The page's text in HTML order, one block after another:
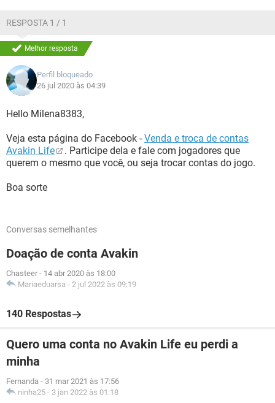
RESPOSTA 1 / 1
Melhor resposta
Perfil bloqueado
26 jul 2020 às 04:39
Hello Milena8383,
Veja esta página do Facebook - Venda e troca de contas
Avakin Life
. Participe dela e fale com jogadores que
querem o mesmo que você, ou seja trocar contas do jogo.
Boa sorte
Conversas semelhantes
Doação de conta Avakin
Chasteer - 14 abr 2020 às 18:00
Mariaeduarsa - 2 jul 2022 às 09:19
140 Respostas
Quero uma conta no Avakin Life eu perdi a
minha
Fernanda - 31 mar 2021 às 17:56
ninha25 - 3 jan 2022 às 01:18